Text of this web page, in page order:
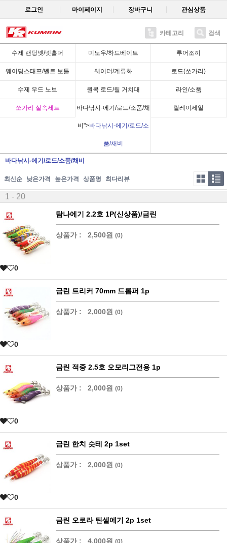
로그인 마이페이지 장바구니 관심상품
카테고리 검색
수제 랜딩넷/넷홀더 미노우/하드베이트 루어조끼
웨이딩스태프/벨트 보틀 웨이더/계류화 로드(쏘가리)
수제 우드 노브 원목 로드/릴 거치대 라인/소품
쏘가리 실속세트 바다낚시-에기/로드/소품/채
비">바다낚시-에기/로드/소
품/채비
릴레이세일
바다낚시-에기/로드/소품/채비
최신순 낮은가격 높은가격 상품명 최다리뷰
1 - 20
탐나에기 2.2호 1P(신상품)/금린
상품가 : 2,500원 (0)
0
금린 트리커 70mm 드롭퍼 1p
상품가 : 2,000원 (0)
0
금린 적중 2.5호 오모리그전용 1p
상품가 : 2,000원 (0)
0
금린 한치 슷테 2p 1set
상품가 : 2,000원 (0)
0
금린 오로라 틴셀에기 2p 1set
상품가 : 4,000원 (0)